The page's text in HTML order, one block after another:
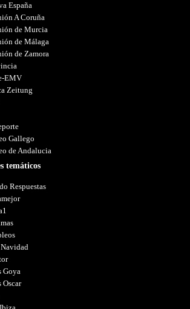
España
A Coruña
de Murcia
de Málaga
de Zamora
EMV
Zeitung
Gallego
de Andalucia
temáticos
Respuestas
Goya
Oscar